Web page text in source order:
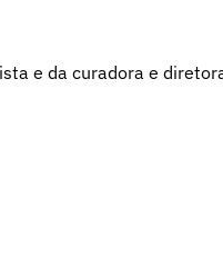
e da curadora e